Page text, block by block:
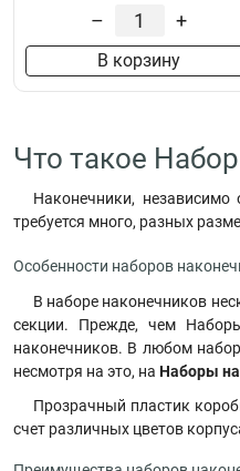
– +
В корзину
Что такое
Наконечники,
требуется много, разных
Особенности наборов
В наборе наконечников
секции. Прежде, чем
наконечников. В любом
несмотря на это, на Наборы
Прозрачный пластик
счет различных цветов